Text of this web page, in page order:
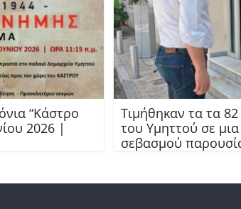
“Κάστρο
2026 |
Τιμήθηκαν τα τα
του Υμηττού σε
σεβασμού